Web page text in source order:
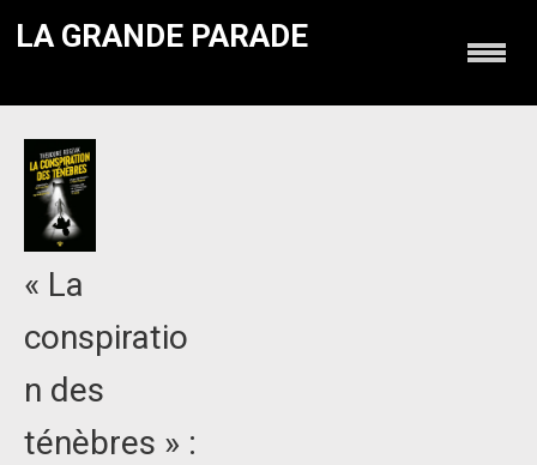
LA GRANDE PARADE
« La
conspiratio
n des
ténèbres » :